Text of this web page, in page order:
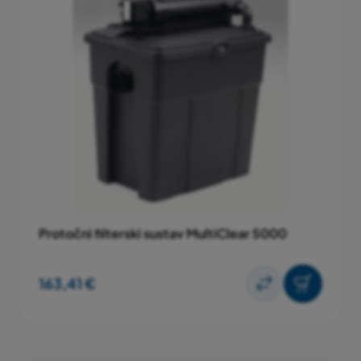
Maksimalna zapremina jezera bez riba
Jamstveni rok
Protočni filterski sustav MultiClear 5000
163,41 €